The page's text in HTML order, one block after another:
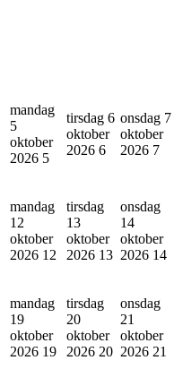
mandag
5
oktober
2026 5
tirsdag 6
oktober
2026 6
onsdag 7
oktober
2026 7
mandag
12
oktober
2026 12
tirsdag
13
oktober
2026 13
onsdag
14
oktober
2026 14
mandag
19
oktober
2026 19
tirsdag
20
oktober
2026 20
onsdag
21
oktober
2026 21